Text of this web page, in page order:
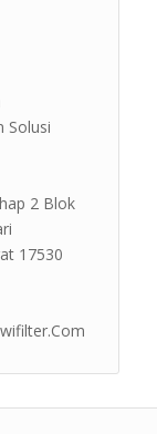
Solusi
2 Blok
17530